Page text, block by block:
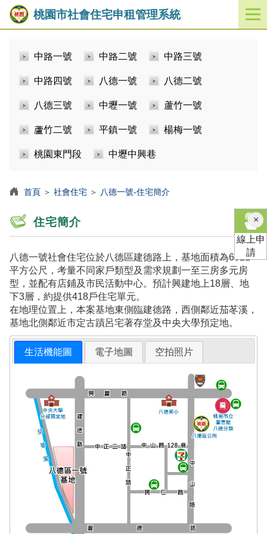
桃園市社會住宅申租管理系統
開
啟
中路一號 中路二號 中路三號
中路四號 八德一號 八德二號
八德三號 中壢一號 蘆竹一號
蘆竹二號 平鎮一號 楊梅一號
桃園東門段 中壢中興巷
首頁 ＞ 社會住宅 ＞ 八德一號-住宅簡介
住宅簡介
八德一號社會住宅位於八德區建德路上，基地面積為6821
平方公尺，考量不同家戶類型及需求規劃一至三房多元房
型，並配有店鋪及市民活動中心。預計興建地上18層、地
下3層，約提供418戶住宅單元。
在地理位置上，本案基地東側臨建德路，西側鄰近茄苳溪，
基地北側鄰近市定古蹟呂宅著存堂及中央大學預定地。
生活機能圖 電子地圖 空拍照片
×關
閉
線上申
請